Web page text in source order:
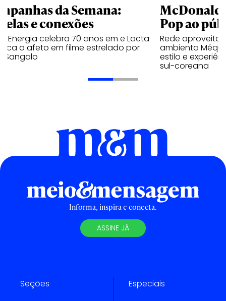
da Semana:
e conexões
Energia celebra 70 anos em e Lacta
o afeto em filme estrelado por
Sangalo
Pop ao
Rede aproveita
ambienta Méqui
estilo e
sul-coreana
Informa, inspira e conecta.
ASSINE JÁ
Seções Especiais